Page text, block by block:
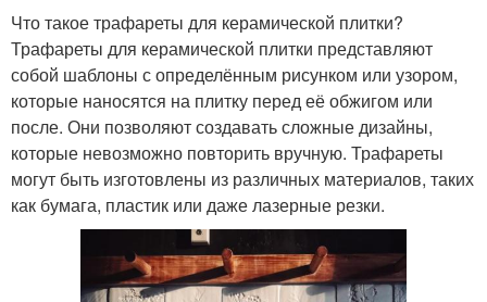
Что такое трафареты для керамической плитки?
Трафареты для керамической плитки представляют
собой шаблоны с определённым рисунком или узором,
которые наносятся на плитку перед её обжигом или
после. Они позволяют создавать сложные дизайны,
которые невозможно повторить вручную. Трафареты
могут быть изготовлены из различных материалов, таких
как бумага, пластик или даже лазерные резки.